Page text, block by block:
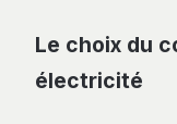
Le choix du
électricité